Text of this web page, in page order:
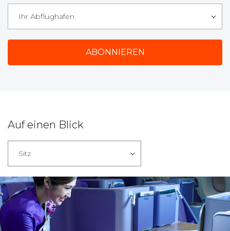
Ihr Abflughafen
Auf einen Blick
Sitz